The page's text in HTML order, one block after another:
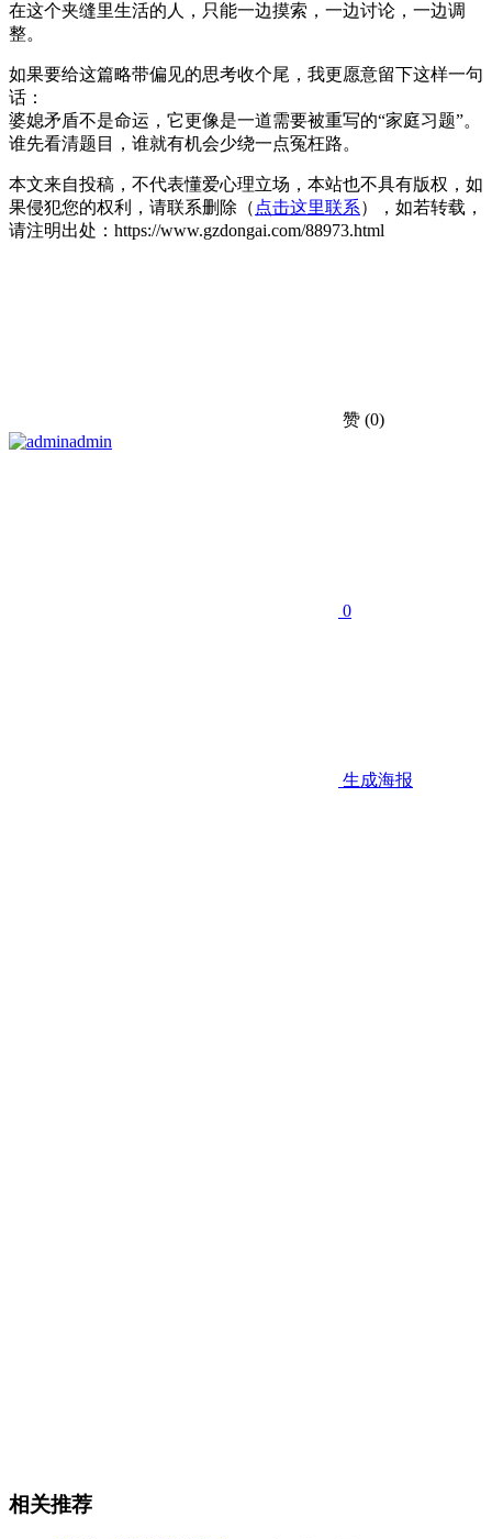
在这个夹缝里生活的人，只能一边摸索，一边讨论，一边调
整。
如果要给这篇略带偏见的思考收个尾，我更愿意留下这样一句
话：
婆媳矛盾不是命运，它更像是一道需要被重写的“家庭习题”。
谁先看清题目，谁就有机会少绕一点冤枉路。
本文来自投稿，不代表懂爱心理立场，本站也不具有版权，如
果侵犯您的权利，请联系删除（ 点击这里联系），如若转载，
请注明出处：https://www.gzdongai.com/88973.html
赞 (0)
admin
0
生成海报
相关推荐